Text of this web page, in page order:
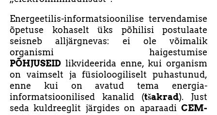
Energeetilis-informatsioonilise tervendamise
õpetuse kohaselt üks põhilisi postulaate
seisneb alljärgnevas: ei ole võimalik
organismi haigestumise
PÕHJUSEID likvideerida enne, kui organism
on vaimselt ja füsioloogiliselt puhastunud,
enne kui on avatud tema energia-
informatsioonilised kanalid (tšakrad). Just
seda kuldreeglit järgides on aparaadi CEM-